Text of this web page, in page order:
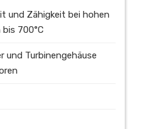
und Zähigkeit bei hohen
700°C
und Turbinengehäuse